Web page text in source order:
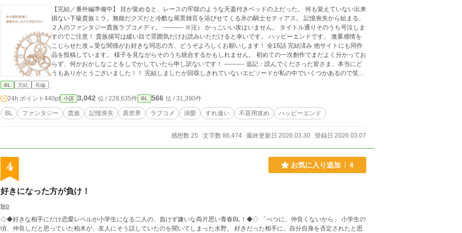
【完結／番外編準備中】 目が覚めると、レースの牢獄のような天蓋付きベッドの上だった。 何も覚えていない出来
損ない下級貴族ミラ。無能だクズだと冷酷な罵詈雑言を浴びせてくる氷の騎士セティアス。 記憶喪失から始まる、
２人のファンタジー貴族ラブコメディ。 ---------- ※注） かっこいい攻はいません。 タイトル通りそのうち号泣しま
すのでご注意！ 貴族描写は緩い目で雰囲気だけお読みいただけると幸いです。 ハッピーエンドです。 激重感情を
こじらせた攻→受な関係がお好きな同志の方、どうぞよろしくお願いします！ 全16話 完結済み 他サイトにも同作
品を投稿しています。 様子を見ながらそのうち統合するかもしれません。 初めての一次創作でまだよく分かってお
らず、何かおかしなことをしでかしていたら申し訳ないです！ ---------- 追記：読んでくださった皆さま、本当にど
うもありがとうございました！！ 完結しましたが回収しきれていないエピソードが私の中でいくつかあるので笑、
BL 完結 長編
24h.ポイント 440pt 小説 3,042 位 / 228,635件 BL 566 位 / 31,390件
BL ファンタジー 貴族 記憶喪失 異世界 ラブコメ 溺愛 すれ違い 不器用攻め ハッピーエンド
感想数 25 文字数 86,474 最終更新日 2026.03.30 登録日 2026.03.07
4 お気に入り追加 4
好きになった方が負け！
teo
◇◆好きな相手にだけ恋愛レベルが小学生になる二人の、負けず嫌いな両片思い青春BL！◆◇ 「べつに、仲良くないから」 小学生の
頃、仲良しだと思っていた柏木が、友人にそう話していたのを聞いてしまった水野。 好きだった相手に、自分自身を否定されたと思